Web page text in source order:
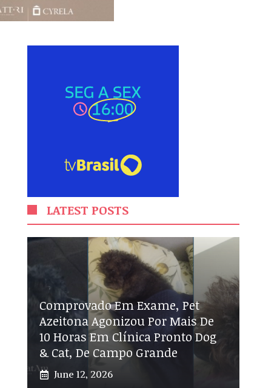
LATEST POSTS
Comprovado Em Exame, Pet
Azeitona Agonizou Por Mais De
10 Horas Em Clínica Pronto Dog
& Cat, De Campo Grande
June 12, 2026